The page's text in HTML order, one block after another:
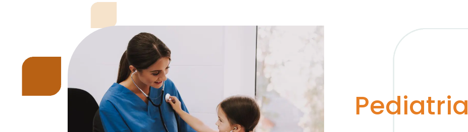
Pediatria